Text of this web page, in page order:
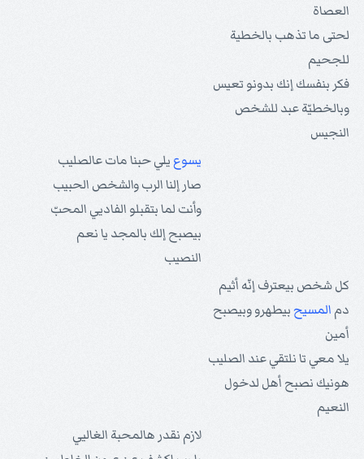
العصاة
لحتى ما تذهب بالخطية
للجحيم
فكر بنفسك إنك بدونو تعيس
وبالخطيّة عبد للشخص
النجيس
يسوع يلي حبنا مات عالصليب
صار إلنا الرب والشخص الحبيب
وأنت لما بتقبلو الفاديي المحبّ
بيصبح إلك بالمجد يا نعم
النصيب
كل شخص بيعترف إنّه أثيم
دم المسيح بيطهرو وبيصبح
أمين
يلا معي تا نلتقي عند الصليب
هونيك نصبح أهل لدخول
النعيم
لازم نقدر هالمحبة الغاليي